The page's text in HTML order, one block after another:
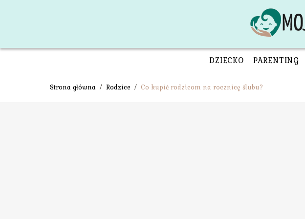
DZIECKO PARENTING
Strona główna / Rodzice / Co kupić rodzicom na rocznicę ślubu?